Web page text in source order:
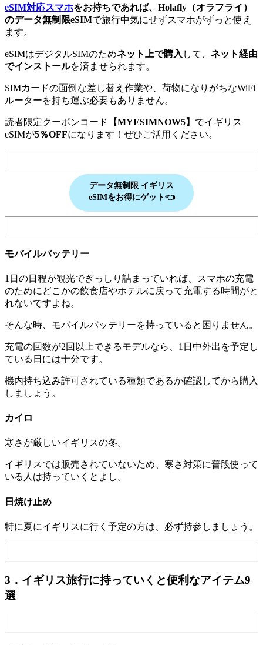
eSIM対応スマホをお持ちであれば、Holafly（オラフライ）
のデータ無制限eSIMで旅行中気にせずスマホがずっと使え
ます。
eSIMはデジタルSIMのためネット上で購入 して、 ネット経由
でインストールを済ませられます。
SIMカードの面倒な差し替え作業や、荷物になりがちなWiFi
ルーターを持ち運ぶ必要もありません。
読者限定クーポンコード 【MYESIMNOW5】 でイギリス
eSIMが5％OFFになります！ぜひご活用ください。
データ無制限 イギリス
eSIMをお得にゲット👈
モバイルバッテリー
1日の日程が観光でぎっしり詰まっていれば、スマホの充電
のためにどこかの飲食店やホテルに戻って充電する時間がと
れないですよね。
そんな時、モバイルバッテリーを持っていると困りません。
充電の回数が2回以上できるモデルなら、1日中外出を予定し
ている日には十分です。
機内持ち込み許可されている種類であるか確認してから購入
しましょう。
カイロ
寒さが厳しいイギリスの冬。
イギリスでは販売されていないため、寒さ対策に普段使って
いる人は持っていくとよし。
日焼け止め
特に夏にイギリスに行く予定の方は、必ず持参しましょう。
3．イギリス旅行に持っていくと便利なアイテム9
選